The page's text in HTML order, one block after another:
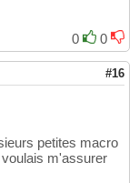
0
0
#16
petites macro
m'assurer